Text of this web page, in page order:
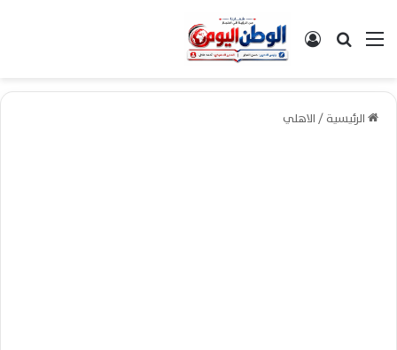
القائمةبحث عن تسجيل الدخول
الرئيسية/الاهلي